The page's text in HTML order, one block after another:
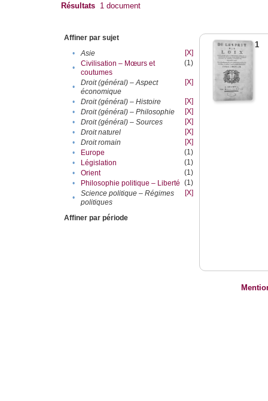
Résultats 1 document
Affiner par sujet
•
Asie
[X]
•
Civilisation – Mœurs et
coutumes
(1)
•
Droit (général) – Aspect
économique
[X]
• Droit (général) – Histoire
[X]
•
Droit (général) – Philosophie
[X]
•
Droit (général) – Sources
[X]
•
Droit naturel
[X]
•
Droit romain
[X]
•
Europe
(1)
•
Législation
(1)
•
Orient
(1)
•
Philosophie politique – Liberté (1)
•
Science politique – Régimes
politiques
[X]
Affiner par période
1